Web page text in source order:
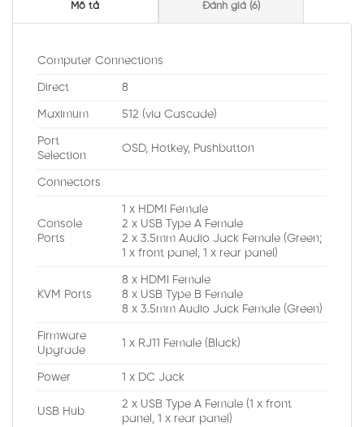
Mô tả Đánh giá (6)
Computer Connections
Direct 8
Maximum 512 (via Cascade)
Port
Selection
OSD, Hotkey, Pushbutton
Connectors
Console
Ports
1 x HDMI Female
2 x USB Type A Female
2 x 3.5mm Audio Jack Female (Green;
1 x front panel, 1 x rear panel)
KVM Ports
8 x HDMI Female
8 x USB Type B Female
8 x 3.5mm Audio Jack Female (Green)
Firmware
Upgrade
1 x RJ11 Female (Black)
Power 1 x DC Jack
USB Hub
2 x USB Type A Female (1 x front
panel, 1 x rear panel)